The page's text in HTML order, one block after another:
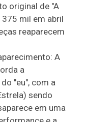
original de "A
375 mil em abril
reaparecem
A
a
"eu", com a
sendo
em uma